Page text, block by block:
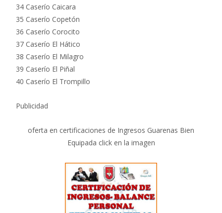
34 Caserío Caicara
35 Caserío Copetón
36 Caserío Corocito
37 Caserío El Hático
38 Caserío El Milagro
39 Caserío El Piñal
40 Caserío El Trompillo
Publicidad
oferta en certificaciones de Ingresos Guarenas Bien
Equipada click en la imagen